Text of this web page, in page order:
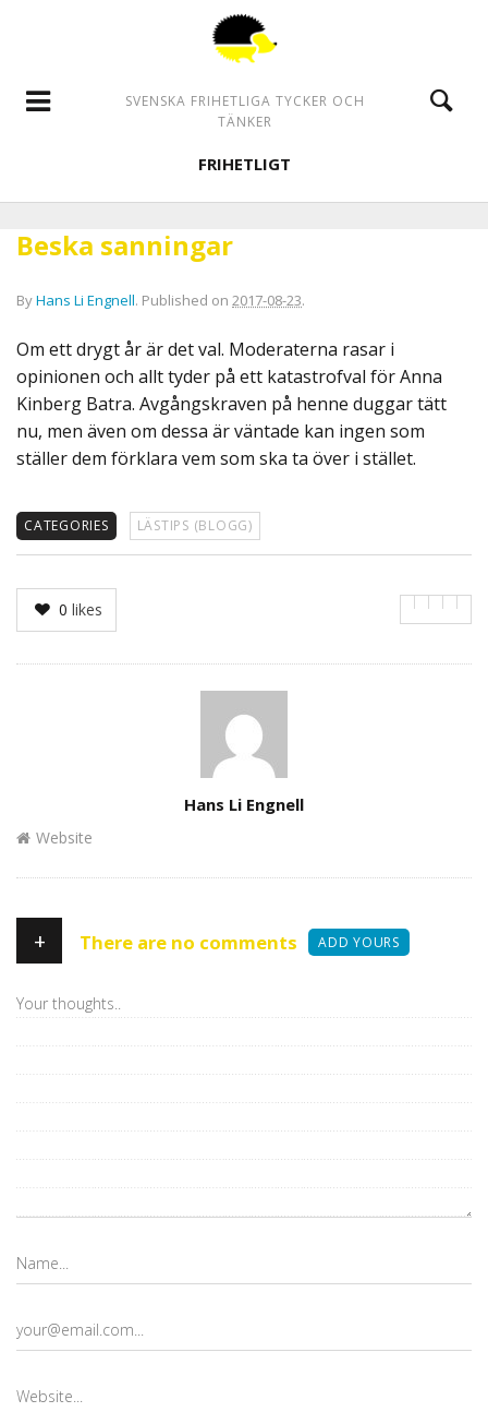
SVENSKA FRIHETLIGA TYCKER OCH
TÄNKER
FRIHETLIGT
Beska sanningar
ByHans Li Engnell. Published on 2017-08-23.
Om ett drygt år är det val. Moderaterna rasar i
opinionen och allt tyder på ett katastrofval för Anna
Kinberg Batra. Avgångskraven på henne duggar tätt
nu, men även om dessa är väntade kan ingen som
ställer dem förklara vem som ska ta över i stället.
CATEGORIES LÄSTIPS (BLOGG)
0 likes
Hans Li Engnell
Website
+ There are no comments ADD YOURS